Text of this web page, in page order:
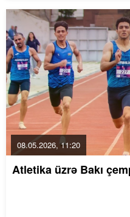
08.05.2026, 11:20
Atletika üzrə Bakı